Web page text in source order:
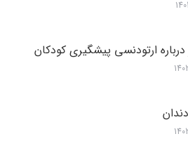
ارتودنسی پیشگیری کودکان